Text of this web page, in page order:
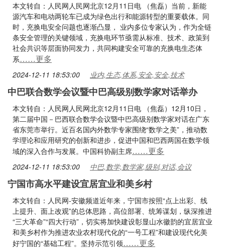
本文转自：人民网人民网北京12月11日电 （焦磊）当前，新能
源汽车和电动两轮车已成为绿色出行和能源转型的重要载体。同
时，充换电安全问题也逐渐凸显， 业内多位专家认为，作为全链
条安全管理的关键领域，充换电环节亟需从标准、技术、政策到
社会共识等层面协同发力，共同构建安全可靠的充换电生态体
系……更多
2024-12-11 18:53:00 业内,生态,体系,安全,安全,技术
中巴联合数学会议暨中巴高级别数学家对话举办
本文转自：人民网人民网北京12月11日电 （焦磊）12月10日，
第二届中国－巴西联合数学会议暨中巴高级别数学家对话在广东
省东莞市举行。近百名国内外数学专家围绕“数学之美”，推动数
学理论和应用研究的创新和进步，促进中国和巴西两国在数学领
域的深入合作与发展。中国科协副主席……更多
2024-12-11 18:53:00 中巴,数学,数学家,级别,对话,会议
宁国市高水平建设宜居宜业和美乡村
本文转自：人民网-安徽频道近年来，宁国市按照“点上出彩、线
上提升、面上改观”的总体思路，高位部署、统筹谋划，纵深推进
“三大革命”“四大行动”，切实将加快建设彰显山水徽韵的宜居宜业
和美乡村作为推进农业农村现代化的“一号工程”和建设现代化美
好宁国的“基础工程”。坚持示范引领……更多